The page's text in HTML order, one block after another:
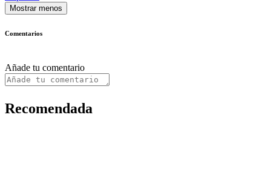
Mostrar menos
Comentarios
Añade tu comentario
Recomendada